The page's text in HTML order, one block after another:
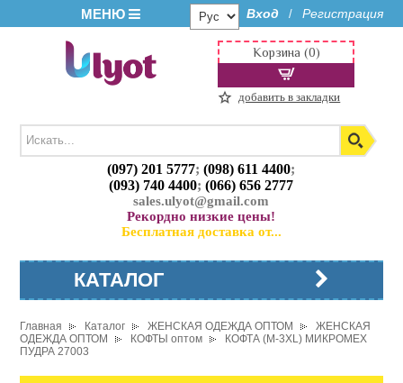
МЕНЮ Вход / Регистрация
(097) 201 5777;(098) 611 4400;
(093) 740 4400;(066) 656 2777
sales.ulyot@gmail.com
Рекордно низкие цены!
Бесплатная доставка от...
Корзина (0)
добавить в закладки
КАТАЛОГ
Главная Каталог ЖЕНСКАЯ ОДЕЖДА ОПТОМ
ЖЕНСКАЯ
ОДЕЖДА ОПТОМ
КОФТЫ оптом
КОФТА (M-3XL) МИКРОМЕХ
ПУДРА 27003